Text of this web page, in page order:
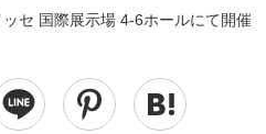
セ 国際展示場 4-6ホールにて開催